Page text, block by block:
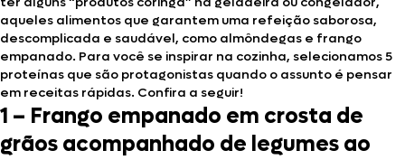
aqueles alimentos que garantem uma refeição saborosa,
descomplicada e saudável, como almôndegas e frango
empanado. Para você se inspirar na cozinha, selecionamos 5
proteínas que são protagonistas quando o assunto é pensar
em receitas rápidas. Confira a seguir!
1 – Frango empanado em crosta de
grãos acompanhado de legumes ao